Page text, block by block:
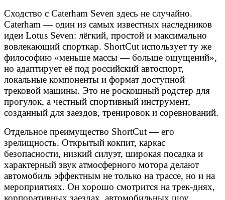
Сходство с Caterham Seven здесь не случайно.
Caterham — один из самых известных наследников
идеи Lotus Seven: лёгкий, простой и максимально
вовлекающий спорткар. ShortCut использует ту же
философию «меньше массы — больше ощущений»,
но адаптирует её под российский автоспорт,
локальные компоненты и формат доступной
трековой машины. Это не роскошный родстер для
прогулок, а честный спортивный инструмент,
созданный для заездов, тренировок и соревнований.
Отдельное преимущество ShortCut — его
зрелищность. Открытый кокпит, каркас
безопасности, низкий силуэт, широкая посадка и
характерный звук атмосферного мотора делают
автомобиль эффектным не только на трассе, но и на
мероприятиях. Он хорошо смотрится на трек-днях,
корпоративных заездах, автомобильных шоу,